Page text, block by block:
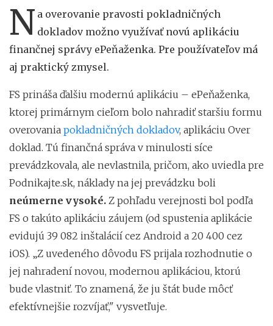
N a overovanie pravosti pokladničných
dokladov možno využívať novú aplikáciu
finančnej správy ePeňaženka. Pre používateľov má
aj praktický zmysel.
FS prináša ďalšiu modernú aplikáciu – ePeňaženka,
ktorej primárnym cieľom bolo nahradiť staršiu formu
overovania pokladničných dokladov, aplikáciu Over
doklad. Tú finančná správa v minulosti síce
prevádzkovala, ale nevlastnila, pričom, ako uviedla pre
Podnikajte.sk, náklady na jej prevádzku boli
neúmerne vysoké. Z pohľadu verejnosti bol podľa
FS o takúto aplikáciu záujem (od spustenia aplikácie
evidujú 39 082 inštalácií cez Android a 20 400 cez
iOS). „Z uvedeného dôvodu FS prijala rozhodnutie o
jej nahradení novou, modernou aplikáciou, ktorú
bude vlastniť. To znamená, že ju štát bude môcť
efektívnejšie rozvíjať," vysvetľuje.